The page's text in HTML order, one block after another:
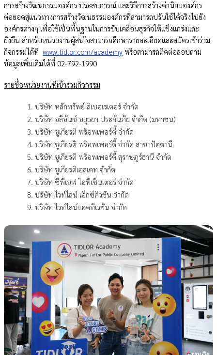
การสร้างวัฒนธรรมองค์กร ประสบการณ์ และวิธีการสร้างค่านิยมองค์กร
ต่อยอดสู่แนวทางการสร้างวัฒนธรรมองค์กรที่สามารถปรับใช้ได้จริงไปยัง
องค์กรต่างๆ เพื่อใช้เป็นพื้นฐานในการขับเคลื่อนธุรกิจให้แข็งแกร่งและ
ยั่งยืน สำหรับหน่วยงานผู้สนใจสามารถศึกษารายละเอียดและสมัครเข้าร่วม
กิจกรรมได้ที่ www.tidlor.com/academy หรือสามารถติดต่อสอบถาม
ข้อมูลเพิ่มเติมได้ที่ 02-792-1990
รายชื่อหน่วยงานที่เข้าร่วมกิจกรรม
บริษัท หลักทรัพย์ ลิเบอเรเตอร์ จำกัด
บริษัท อลิอันซ์ อยุธยา ประกันภัย จำกัด (มหาชน)
บริษัท ชูเกียรติ พร๊อพเพอร์ตี้ จำกัด
บริษัท ชูเกียรติ พร๊อพเพอร์ตี้ จำกัด สาขาปัตตานี
บริษัท ชูเกียรติ พร๊อพเพอร์ตี้ สุราษฎร์ธานี จำกัด
บริษัท ชูเกียรติเอสเตท จำกัด
บริษัท ซีพีเอฟ ไอทีเซ็นเตอร์ จำกัด
บริษัท ไวท์ไลน์ เอ็กซีคิวชัน จำกัด
บริษัท ไวท์ไลน์แอคทิเวชัน จำกัด